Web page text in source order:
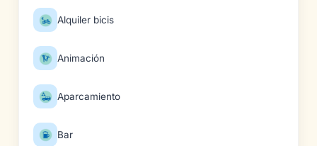
Alquiler bicis
Animación
Aparcamiento
Bar